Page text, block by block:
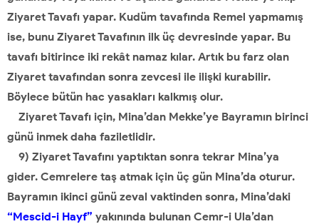
Ziyaret Tavafı yapar. Kudüm tavafında Remel yapmamış
ise, bunu Ziyaret Tavafının ilk üç devresinde yapar. Bu
tavafı bitirince iki rekât namaz kılar. Artık bu farz olan
Ziyaret tavafından sonra zevcesi ile ilişki kurabilir.
Böylece bütün hac yasakları kalkmış olur.
Ziyaret Tavafı için, Mina’dan Mekke’ye Bayramın birinci
günü inmek daha faziletlidir.
9) Ziyaret Tavafını yaptıktan sonra tekrar Mina’ya
gider. Cemrelere taş atmak için üç gün Mina’da oturur.
Bayramın ikinci günü zeval vaktinden sonra, Mina’daki
“Mescid-i Hayf” yakınında bulunan Cemr-i Ula’dan